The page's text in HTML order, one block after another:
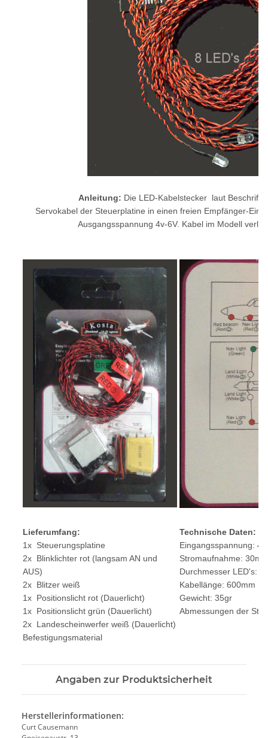
Anleitung: Die LED-Kabelstecker laut
Servokabel der Steuerplatine in einen freien Empfänger-
Ausgangsspannung 4v-6V. Kabel im Modell
Lieferumfang:
1x Steuerungsplatine
2x Blinklichter rot (langsam AN und
AUS)
2x Blitzer weiß
1x Positionslicht rot (Dauerlicht)
1x Positionslicht grün (Dauerlicht)
2x Landescheinwerfer weiß (Dauerlicht)
Befestigungsmaterial
Technische Daten:
Eingangsspannung:
Stromaufnahme: 30mA
Durchmesser LED's:
Kabellänge: 600mm
Gewicht: 35gr
Abmessungen der
Angaben zur Produktsicherheit
Herstellerinformationen:
Curt Causemann